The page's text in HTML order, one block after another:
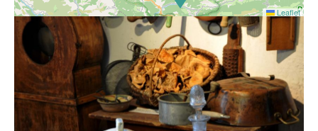
La Maison Musée è un labirinto di stanze e corridoi. Per
orientarsi, perché non partecipare a un'animazione
storica?
Leaflet